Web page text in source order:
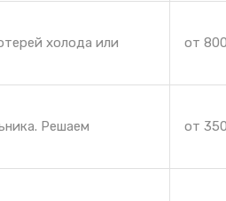
холода или
от
Решаем
от